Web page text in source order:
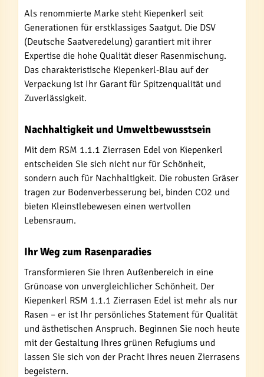
Als renommierte Marke steht Kiepenkerl seit
Generationen für erstklassiges Saatgut. Die DSV
(Deutsche Saatveredelung) garantiert mit ihrer
Expertise die hohe Qualität dieser Rasenmischung.
Das charakteristische Kiepenkerl-Blau auf der
Verpackung ist Ihr Garant für Spitzenqualität und
Zuverlässigkeit.
Nachhaltigkeit und Umweltbewusstsein
Mit dem RSM 1.1.1 Zierrasen Edel von Kiepenkerl
entscheiden Sie sich nicht nur für Schönheit,
sondern auch für Nachhaltigkeit. Die robusten Gräser
tragen zur Bodenverbesserung bei, binden CO2 und
bieten Kleinstlebewesen einen wertvollen
Lebensraum.
Ihr Weg zum Rasenparadies
Transformieren Sie Ihren Außenbereich in eine
Grünoase von unvergleichlicher Schönheit. Der
Kiepenkerl RSM 1.1.1 Zierrasen Edel ist mehr als nur
Rasen – er ist Ihr persönliches Statement für Qualität
und ästhetischen Anspruch. Beginnen Sie noch heute
mit der Gestaltung Ihres grünen Refugiums und
lassen Sie sich von der Pracht Ihres neuen Zierrasens
begeistern.